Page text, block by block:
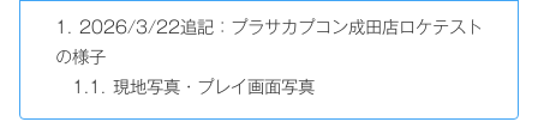
2026/3/22追記：プラサカプコン成田店ロケテスト
の様子
現地写真・プレイ画面写真